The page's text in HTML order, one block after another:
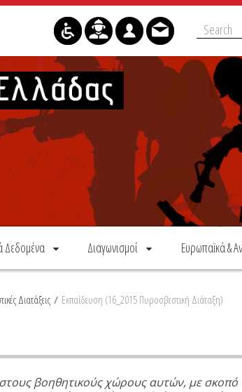
Δεδομένα Διαγωνισμοί Ευρωπαϊκά &
Διατάξεις / Εκπαίδευση (16_2015 Πυροσβεστική Διάταξη)
στους βοηθητικούς χώρους αυτών, με